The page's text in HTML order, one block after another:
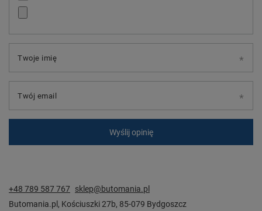
Twoje imię
Twój email
Wyślij opinię
+48 789 587 767 sklep@butomania.pl
Butomania.pl , Kościuszki 27b, 85-079 Bydgoszcz